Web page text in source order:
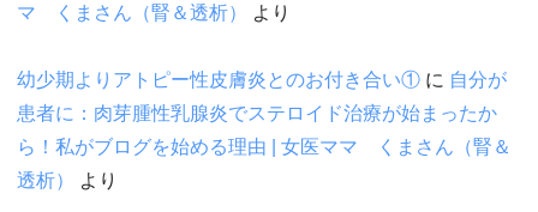
マ くまさん（腎＆透析）
より
幼少期よりアトピー性皮膚炎とのお付き合い① に 自分が
患者に：肉芽腫性乳腺炎でステロイド治療が始まったか
ら！私がブログを始める理由 | 女医ママ くまさん（腎＆
透析）
より